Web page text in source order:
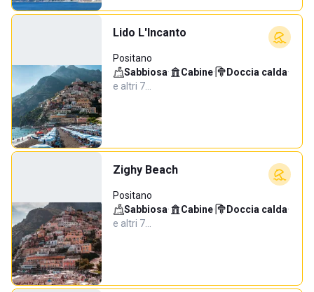
Lido L'Incanto
Positano
Sabbiosa· Cabine· Doccia calda·
e altri 7…
Zighy Beach
Positano
Sabbiosa· Cabine· Doccia calda·
e altri 7…